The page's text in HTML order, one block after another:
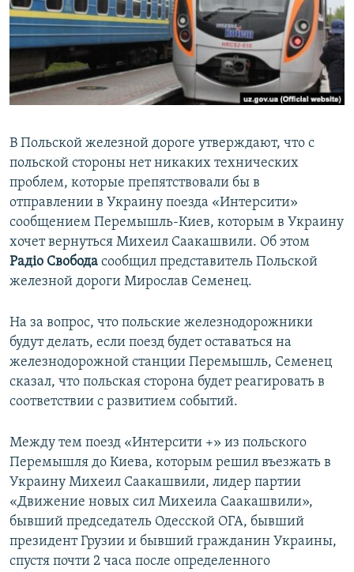
ПОБЕДИТЕЛЕЙ НЕ СУДЯТ?
КРЫМ.НЕПОКОРЕННЫЙ
ELIFBE
УКРАИНСКАЯ ПРОБЛЕМА КРЫМА
ПРИСОЕДИНЯЙТЕСЬ!
В Польской железной дороге утверждают, что с
польской стороны нет никаких технических
проблем, которые препятствовали бы в
отправлении в Украину поезда «Интерсити»
сообщением Перемышль-Киев, которым в Украину
хочет вернуться Михеил Саакашвили. Об этом
Радiо Свобода сообщил представитель Польской
железной дороги Мирослав Семенец.
На за вопрос, что польские железнодорожники
будут делать, если поезд будет оставаться на
железнодорожной станции Перемышль, Семенец
сказал, что польская сторона будет реагировать в
соответствии с развитием событий.
Между тем поезд «Интерсити +» из польского
Перемышля до Киева, которым решил въезжать в
Украину Михеил Саакашвили, лидер партии
«Движение новых сил Михеила Саакашвили»,
бывший председатель Одесской ОГА, бывший
президент Грузии и бывший гражданин Украины,
спустя почти 2 часа после определенного